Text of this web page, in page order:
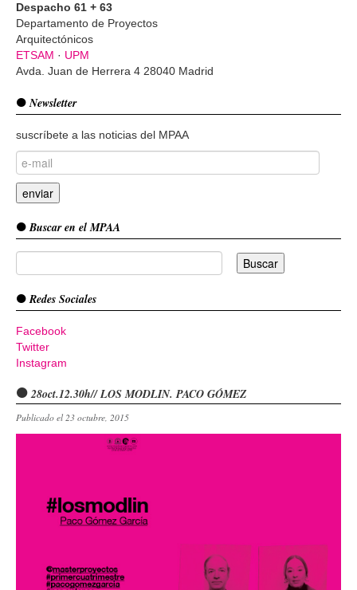
Despacho 61 + 63
Departamento de Proyectos
Arquitectónicos
ETSAM · UPM
Avda. Juan de Herrera 4 28040 Madrid
Newsletter
suscríbete a las noticias del MPAA
Buscar en el MPAA
Redes Sociales
Facebook
Twitter
Instagram
28oct.12.30h// LOS MODLIN. PACO GÓMEZ
Publicado el 23 octubre, 2015